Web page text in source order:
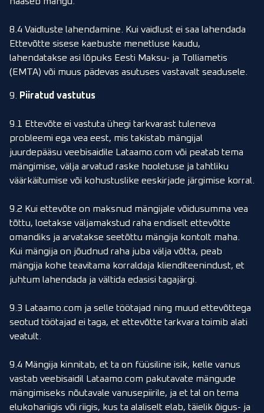
8.4 Vaidluste lahendamine. Kui vaidlust ei saa lahendada
Ettevõtte sisese kaebuste menetluse kaudu,
lahendatakse asi lõpuks Eesti Maksu- ja Tolliametis
(EMTA) või muus pädevas asutuses vastavalt seadusele.
9. Piiratud vastutus
9.1 Ettevõte ei vastuta ühegi tarkvarast tuleneva
probleemi ega vea eest, mis takistab mängijal
juurdepääsu veebisaidile Lataamo.com või peatab tema
mängimise, välja arvatud raske hooletuse ja tahtliku
väärkäitumise või kohustuslike eeskirjade järgimise korral.
9.2 Kui ettevõte on maksnud mängijale võidusumma vea
tõttu, loetakse väljamakstud raha endiselt ettevõtte
omandiks ja arvatakse seetõttu mängija kontolt maha.
Kui mängija on jõudnud raha juba välja võtta, peab
mängija kohe teavitama korraldaja klienditeenindust, et
juhtum lahendada ja vältida edasisi tagajärgi.
9.3 Lataamo.com ja selle töötajad ning muud ettevõttega
seotud töötajad ei taga, et ettevõtte tarkvara toimib alati
veatult.
9.4 Mängija kinnitab, et ta on füüsiline isik, kelle vanus
vastab veebisaidil Lataamo.com pakutavate mängude
mängimiseks nõutavale vanusepiirile, ja et tal on tema
elukohariigis või riigis, kus ta alaliselt elab, täielik õigus- ja